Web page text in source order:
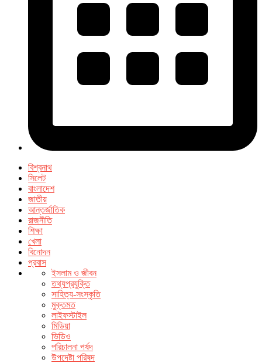
বিশ্বনাথ
সিলেট
বাংলাদেশ
জাতীয়
আন্তর্জাতিক
রাজনীতি
শিক্ষা
খেলা
বিনোদন
প্রবাস
ইসলাম ও জীবন
তথ্যপ্রযুক্তি
সাহিত্য-সংস্কৃতি
মুক্তমত
লাইফস্টাইল
মিডিয়া
ভিডিও
পরিচালনা পর্ষদ
উপদেষ্টা পরিষদ